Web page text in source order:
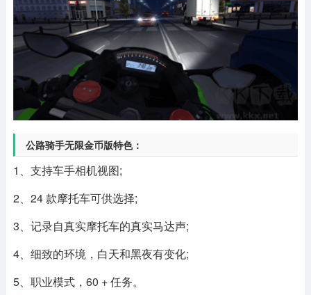
公路骑手无限金币版特色：
1、支持车手相机视图;
2、24 款摩托车可供选择;
3、记录自真实摩托车的真实马达声;
4、细致的环境，白天和黑夜有变化;
5、职业模式，60 + 任务。